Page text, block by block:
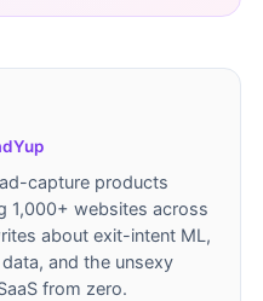
capture products
1,000+ websites across
about exit-intent ML,
and the unsexy
from zero.